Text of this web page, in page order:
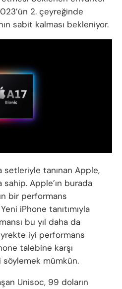
2. çeyreğinde
sabit kalması bekleniyor.
setleriyle tanınan Apple,
sahip. Apple’ın burada
bir performans
iPhone tanıtımıyla
bu yıl daha da
iyi performans
talebine karşı
söylemek mümkün.
Unisoc, 99 doların